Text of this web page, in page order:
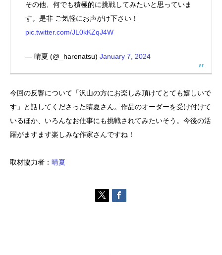
その他、何でも積極的に挑戦してみたいと思っていま
す。是非 ご気軽にお声がけ下さい！
pic.twitter.com/JL0kKZqJ4W
— 晴夏 (@_harenatsu) January 7, 2024
今回の反響について「沢山の方にお楽しみ頂けてとても嬉しいで
す」と話してくださった晴夏さん。作品のオーダーを受け付けて
いるほか、いろんなお仕事にも挑戦されてみたいそう。今後の活
躍がますます楽しみな作家さんですね！
取材協力者： 晴夏